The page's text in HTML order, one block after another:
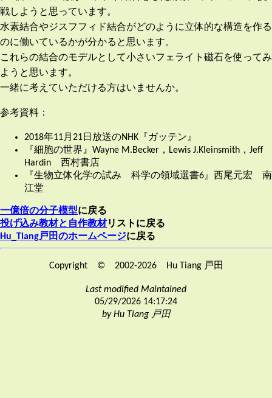
戦しようと思っています。
水素結合やジスフフィド結合がどのように立体的な構造を作る
のに働いているかが分かると思います。
これらの結合のモデルとして小さいフェライト磁石を使ってみ
ようと思います。
一緒に考えていただける方はいませんか。
参考資料：
2018年11月21日放送のNHK『ガッテン』
『細胞の世界』Wayne M.Becker，Lewis J.Kleinsmith，Jeff
Hardin 西村書店
『生物立体化学の試み 科学の領域選書6』西尾元宏 南
江堂
一億倍の分子模型に戻る
投げ込み教材と自作教材リストに戻る
Hu_Tiang戸田のホームページに戻る
Copyright © 2002-2026 Hu Tiang 戸田
Last modified Maintained
05/29/2026 14:17:24
by Hu Tiang 戸田